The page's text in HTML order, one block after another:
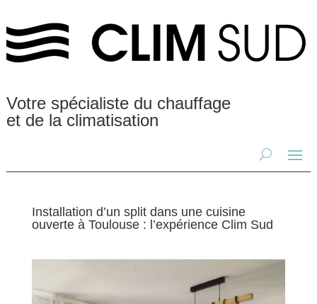
Votre spécialiste du chauffage
et de la climatisation
Installation d’un split dans une cuisine
ouverte à Toulouse : l’expérience Clim Sud